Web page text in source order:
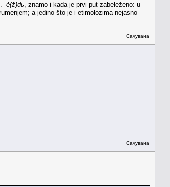
-ě(ž)dь , znamo i kada je prvi put zabeleženo: u
a jedino što je i etimolozima nejasno
Сачувана
Сачувана